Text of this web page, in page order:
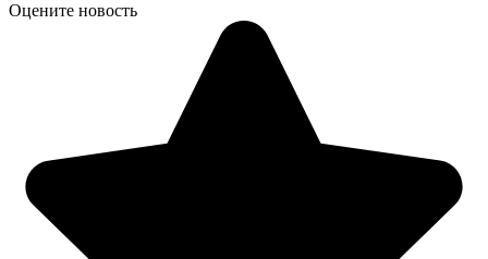
Оцените новость